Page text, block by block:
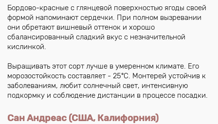
Бордово-красные с глянцевой поверхностью ягоды своей
формой напоминают сердечки. При полном вызревании
они обретают вишневый оттенок и хорошо
сбалансированный сладкий вкус с незначительной
кислинкой.
Выращивать этот сорт лучше в умеренном климате. Его
морозостойкость составляет - 25ºC. Монтерей устойчив к
заболеваниям, любит солнечный свет, интенсивную
подкормку и соблюдение дистанции в процессе посадки.
Сан Андреас (США, Калифорния)